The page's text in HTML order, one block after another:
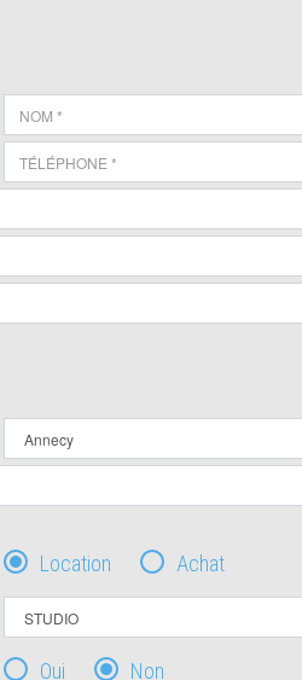
Location Achat
Oui Non